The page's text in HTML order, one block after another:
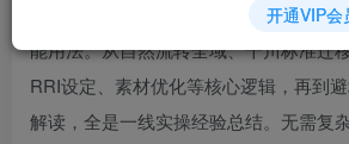
单等多类目实战案例，详解追投三件套
能用法。从自然流转全域、千川标准迁
RRI设定、素材优化等核心逻辑，再到
解读，全是一线实操经验总结。无需复
开通VIP会